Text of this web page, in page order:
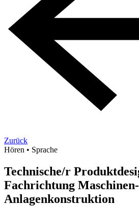
Zurück
Hören • Sprache
Technische/r
Fachrichtung
Anlagenkonstruktion